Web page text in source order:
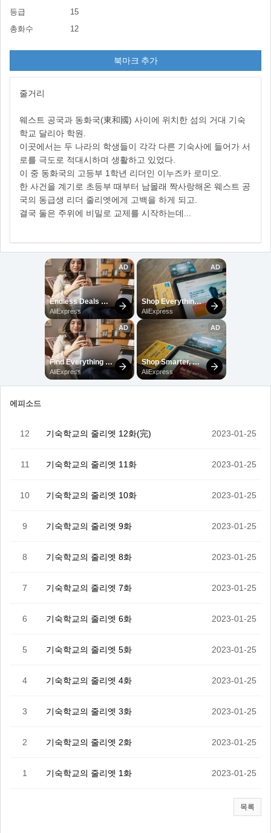
등급
15
총화수
12
북마크 추가
줄거리
웨스트 공국과 동화국(東和國) 사이에 위치한 섬의 거대 기숙
학교 달리아 학원.
이곳에서는 두 나라의 학생들이 각각 다른 기숙사에 들어가 서
로를 극도로 적대시하며 생활하고 있었다.
이 중 동화국의 고등부 1학년 리더인 이누즈카 로미오.
한 사건을 계기로 초등부 때부터 남몰래 짝사랑해온 웨스트 공
국의 동급생 리더 줄리엣에게 고백을 하게 되고.
결국 둘은 주위에 비밀로 교제를 시작하는데...
에피소드
12 기숙학교의 줄리엣 12화(完) 2023-01-25
11 기숙학교의 줄리엣 11화 2023-01-25
10 기숙학교의 줄리엣 10화 2023-01-25
9 기숙학교의 줄리엣 9화 2023-01-25
8 기숙학교의 줄리엣 8화 2023-01-25
7 기숙학교의 줄리엣 7화 2023-01-25
6 기숙학교의 줄리엣 6화 2023-01-25
5 기숙학교의 줄리엣 5화 2023-01-25
4 기숙학교의 줄리엣 4화 2023-01-25
3 기숙학교의 줄리엣 3화 2023-01-25
2 기숙학교의 줄리엣 2화 2023-01-25
1 기숙학교의 줄리엣 1화 2023-01-25
목록